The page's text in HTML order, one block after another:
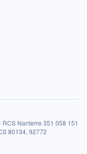
Nanterre 351 058 151
80134, 92772